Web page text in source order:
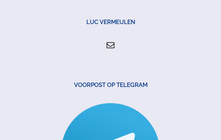
LUC VERMEULEN
VOORPOST OP TELEGRAM